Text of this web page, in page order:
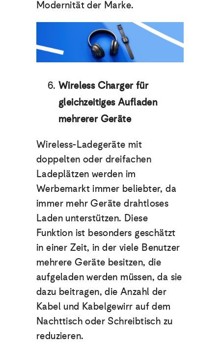
Modernität der Marke.
Wireless Charger für
gleichzeitiges Aufladen
mehrerer Geräte
Wireless-Ladegeräte mit
doppelten oder dreifachen
Ladeplätzen werden im
Werbemarkt immer beliebter, da
immer mehr Geräte drahtloses
Laden unterstützen. Diese
Funktion ist besonders geschätzt
in einer Zeit, in der viele Benutzer
mehrere Geräte besitzen, die
aufgeladen werden müssen, da sie
dazu beitragen, die Anzahl der
Kabel und Kabelgewirr auf dem
Nachttisch oder Schreibtisch zu
reduzieren.